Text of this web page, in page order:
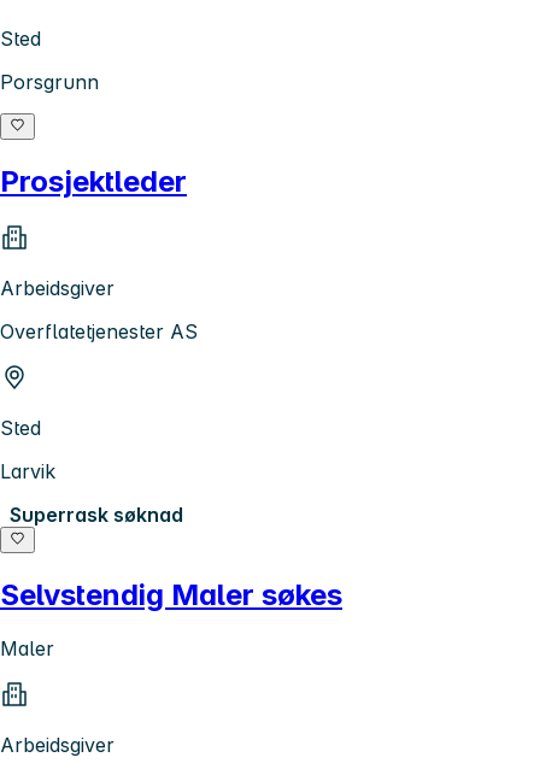
Sted
Porsgrunn
Prosjektleder
Arbeidsgiver
Overflatetjenester AS
Sted
Larvik
Superrask søknad
Selvstendig Maler søkes
Maler
Arbeidsgiver